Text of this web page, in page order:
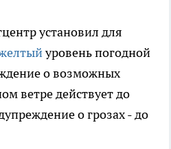
установил для
уровень погодной
о возможных
ветре действует до
о грозах - до